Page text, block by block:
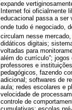
expande
Internet foi oficialmente
educacional passa a ser
onde tudo é negociado,
circulam nesse mercado,
didáticos digitais;
voltadas para
além do currículo”;
professores e
pedagógicos, fazendo
adicional; softwares de
aula; redes escolares e
velocidade de
controle de